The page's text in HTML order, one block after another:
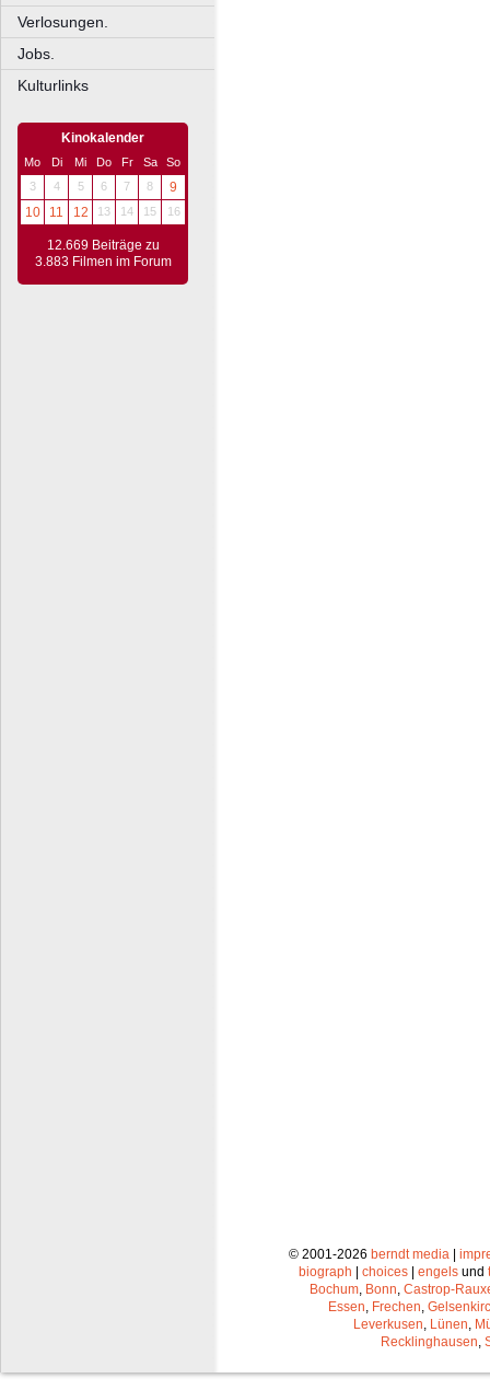
Verlosungen.
Jobs.
Kulturlinks
Kinokalender
Mo Di Mi Do Fr Sa
So
3
4 5 6 7 8
9
10
11 12 13 14 15 16
12.669 Beiträge zu
3.883 Filmen im Forum
© 2001-2026 berndt media |
biograph | choices | engels und
Bochum Bonn Castrop-
Essen Frechen
Leverkusen Lünen
Recklinghausen